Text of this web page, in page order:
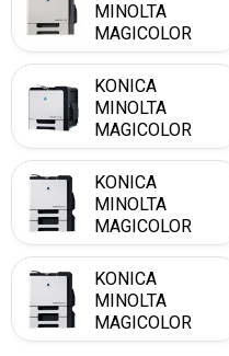
MINOLTA
MAGICOLOR
5570 DTH
KONICA
MINOLTA
MAGICOLOR
5650 EN
KONICA
MINOLTA
MAGICOLOR
5670 DTH
KONICA
MINOLTA
MAGICOLOR
5670 EN